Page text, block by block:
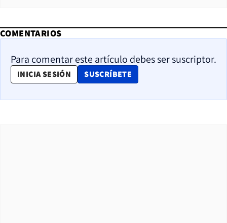
COMENTARIOS
Para comentar este artículo debes ser suscriptor.
INICIA SESIÓN SUSCRÍBETE
OPENS IN NEW WINDOW